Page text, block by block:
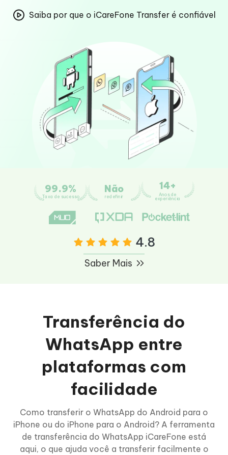
Saiba por que o iCareFone Transfer é confiável
99.9%
Taxa de sucesso
Não
redefinir
14+
Anos de
experiência
4.8
Saber Mais
Transferência do
WhatsApp entre
plataformas com
facilidade
Como transferir o WhatsApp do Android para o
iPhone ou do iPhone para o Android? A ferramenta
de transferência do WhatsApp iCareFone está
aqui, o que ajuda você a transferir facilmente o